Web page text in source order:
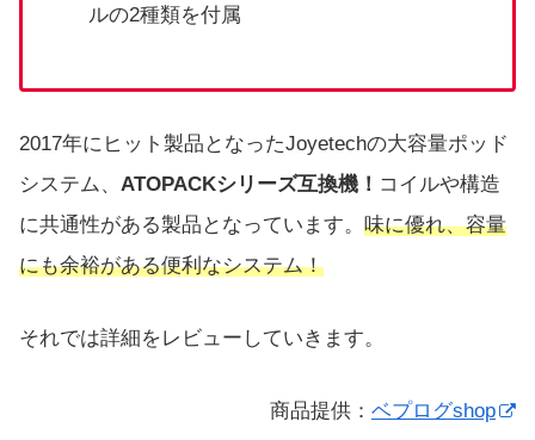
ルの2種類を付属
2017年にヒット製品となったJoyetechの大容量ポッド
システム、 ATOPACKシリーズ互換機！ コイルや構造
に共通性がある製品となっています。 味に優れ、容量
にも余裕がある便利なシステム！
それでは詳細をレビューしていきます。
商品提供： ベプログshop